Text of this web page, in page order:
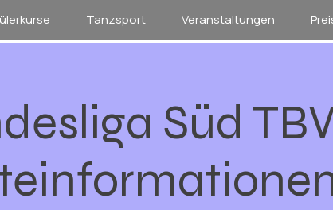
Tanzsport Veranstaltungen
Süd